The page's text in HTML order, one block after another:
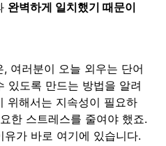
완벽하게 일치했기 때문이
, 여러분이 오늘 외우는 단어
있도록 만드는 방법을 알려
위해서는 지속성이 필요하
한 스트레스를 줄여야 했죠.
가 바로 여기에 있습니다.